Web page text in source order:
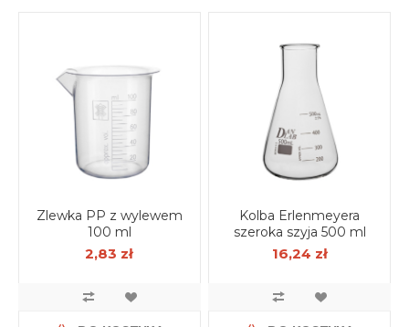
Zlewka PP z wylewem
100 ml
2,83 zł
Kolba Erlenmeyera
szeroka szyja 500 ml
16,24 zł